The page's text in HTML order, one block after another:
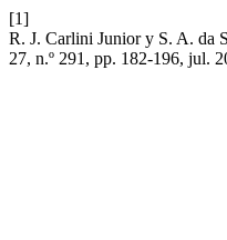
[1]
R. J. Carlini Junior y S. A. da
27, n.º 291, pp. 182-196, jul.